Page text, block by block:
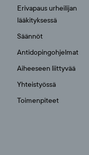
Erivapaus urheilijan
lääkityksessä
Säännöt
Antidopingohjelmat
Aiheeseen liittyvää
Yhteistyössä
Toimenpiteet